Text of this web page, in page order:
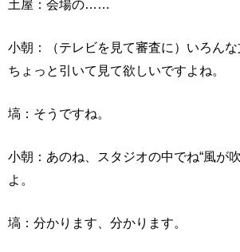
土屋：会場の……
小朝：（テレビを見て審査に）いろん
ちょっと引いて見て欲しいですよね。
塙：そうですね。
小朝：あのね、スタジオの中でね“風が
よ。
塙：分かります、分かります。